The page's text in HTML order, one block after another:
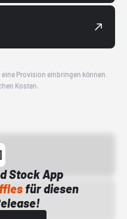
Provision einbringen können.
Kosten.
Stock App
für diesen